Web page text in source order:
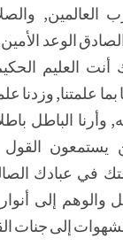
العالمين,
الوعد الأمين,
أنت العليم
بما علمتنا, وزدنا
وأرنا الباطل
يستمعون
في عبادك
إلى
إلى جنات